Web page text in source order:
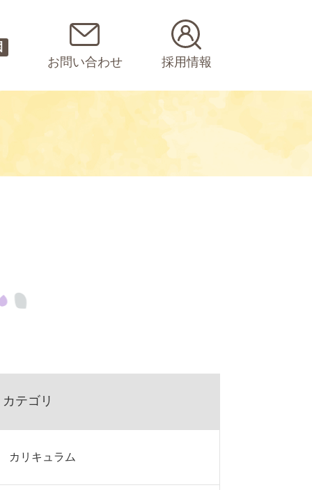
お問い合わせ 採用情報
カテゴリ
カリキュラム